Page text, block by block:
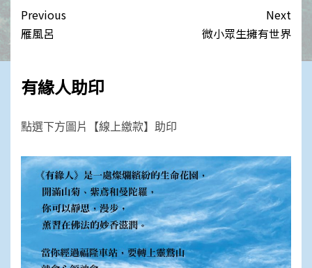
Post
navigation
Previous
雁風呂
Next
微小眾生擁有世界
有緣人助印
點選下方圖片【線上繳款】助印